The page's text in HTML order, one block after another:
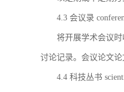
4.3 会议录
将开展学术会议
讨论记录。会议论文
4.4 科技丛书